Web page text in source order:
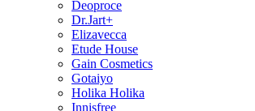
Deoproce
Dr.Jart+
Elizavecca
Etude House
Gain Cosmetics
Gotaiyo
Holika Holika
Innisfree